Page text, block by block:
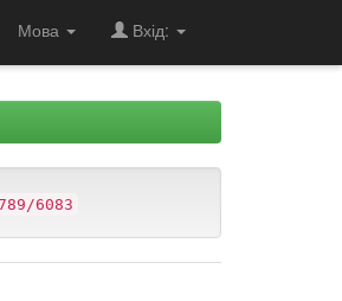
Мова Вхід:
6083